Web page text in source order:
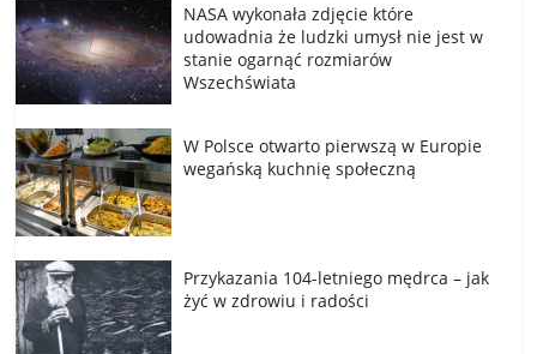
NASA wykonała zdjęcie które
udowadnia że ludzki umysł nie jest w
stanie ogarnąć rozmiarów
Wszechświata
W Polsce otwarto pierwszą w Europie
wegańską kuchnię społeczną
Przykazania 104-letniego mędrca – jak
żyć w zdrowiu i radości